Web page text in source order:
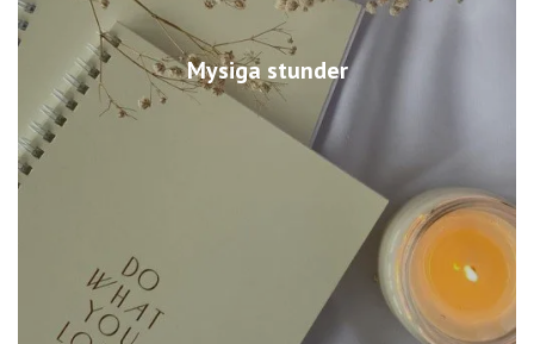
Mysiga stunder